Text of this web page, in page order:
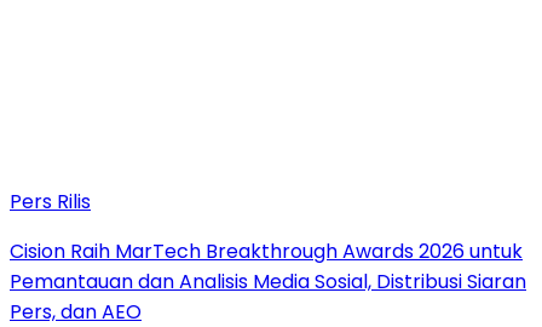
Pers Rilis
Cision Raih MarTech Breakthrough Awards 2026 untuk
Pemantauan dan Analisis Media Sosial, Distribusi Siaran
Pers, dan AEO